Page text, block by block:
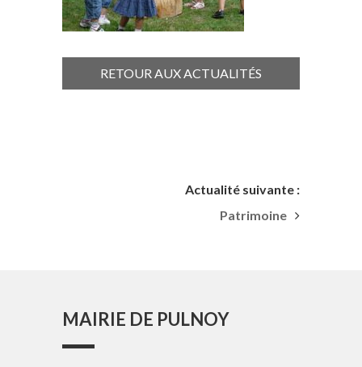
RETOUR AUX ACTUALITÉS
Actualité suivante :
Patrimoine
MAIRIE DE PULNOY